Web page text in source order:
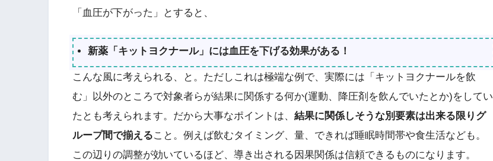
「血圧が下がった」とすると、
新薬「キットヨクナール」には血圧を下げる効果がある！
こんな風に考えられる、と。ただしこれは極端な例で、実際には「キットヨクナールを飲
む」以外のところで対象者らが結果に関係する何か(運動、降圧剤を飲んでいたとか)をしてい
たとも考えられます。だから大事なポイントは、 結果に関係しそうな別要素は出来る限りグ
ループ間で揃えること。例えば飲むタイミング、量、できれば睡眠時間帯や食生活なども。
この辺りの調整が効いているほど、導き出される因果関係は信頼できるものになります。